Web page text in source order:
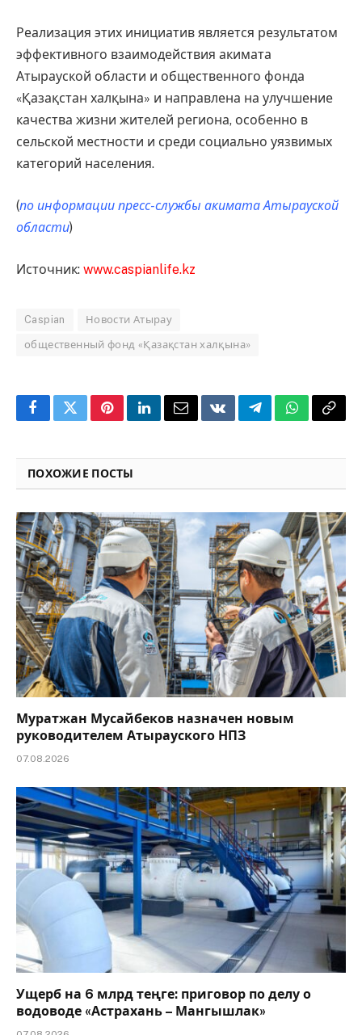
Реализация этих инициатив является результатом
эффективного взаимодействия акимата
Атырауской области и общественного фонда
«Қазақстан халқына» и направлена на улучшение
качества жизни жителей региона, особенно в
сельской местности и среди социально уязвимых
категорий населения.
(по информации пресс-службы акимата Атырауской
области)
Источник: www.caspianlife.kz
Caspian Новости Атырау
общественный фонд «Қазақстан халқына»
FacebookTwitterPinterestLinkedInEmailVKontakteTelegramWhatsApp
Copy
ПОХОЖИЕ ПОСТЫ
Муратжан Мусайбеков назначен новым
руководителем Атырауского НПЗ
07.08.2026
Ущерб на 6 млрд теңге: приговор по делу о
водоводе «Астрахань – Мангышлак»